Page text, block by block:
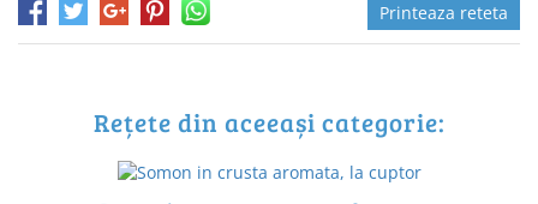
Printeaza reteta
Rețete din aceeași categorie: